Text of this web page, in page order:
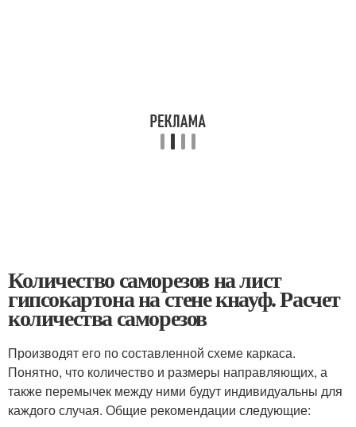
Количество саморезов на лист
гипсокартона на стене кнауф. Расчет
количества саморезов
Производят его по составленной схеме каркаса.
Понятно, что количество и размеры направляющих, а
также перемычек между ними будут индивидуальны для
каждого случая. Общие рекомендации следующие: